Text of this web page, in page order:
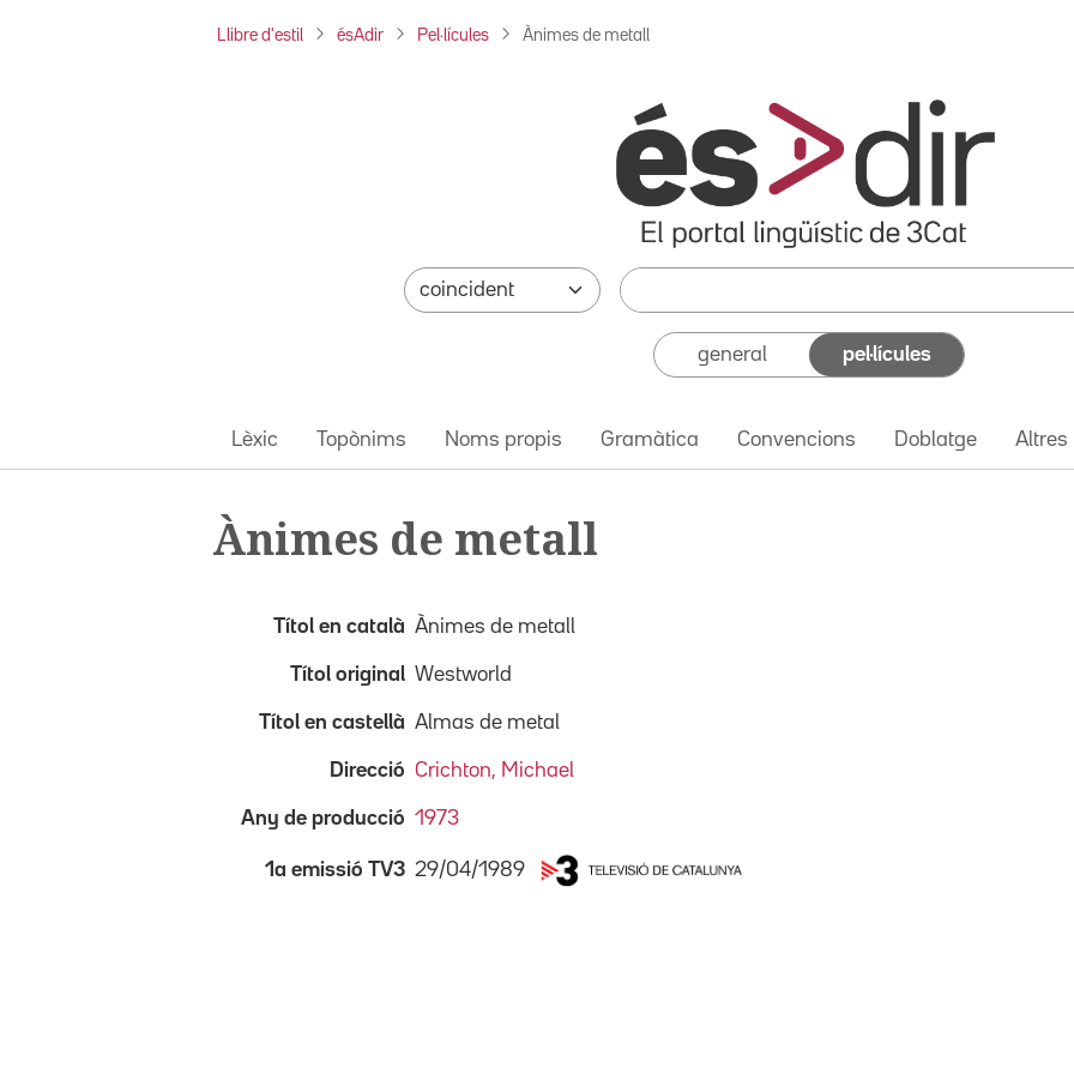
Llibre d'estil ésAdir Pel·lícules Ànimes de metall
general pel·lícules
Lèxic Topònims Noms propis Gramàtica Convencions Doblatge Altres
Ànimes de metall
Títol en català Ànimes de metall
Títol original Westworld
Títol en castellà Almas de metal
Direcció Crichton, Michael
Any de producció 1973
1a emissió TV3 29/04/1989